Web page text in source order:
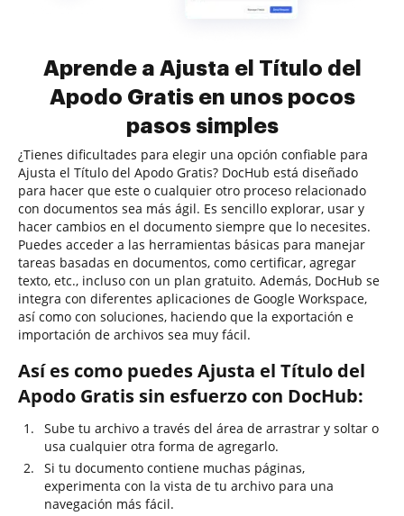
Aprende a Ajusta el Título del
Apodo Gratis en unos pocos
pasos simples
¿Tienes dificultades para elegir una opción confiable para
Ajusta el Título del Apodo Gratis? DocHub está diseñado
para hacer que este o cualquier otro proceso relacionado
con documentos sea más ágil. Es sencillo explorar, usar y
hacer cambios en el documento siempre que lo necesites.
Puedes acceder a las herramientas básicas para manejar
tareas basadas en documentos, como certificar, agregar
texto, etc., incluso con un plan gratuito. Además, DocHub se
integra con diferentes aplicaciones de Google Workspace,
así como con soluciones, haciendo que la exportación e
importación de archivos sea muy fácil.
Así es como puedes Ajusta el Título del
Apodo Gratis sin esfuerzo con DocHub:
Sube tu archivo a través del área de arrastrar y soltar o
usa cualquier otra forma de agregarlo.
Si tu documento contiene muchas páginas,
experimenta con la vista de tu archivo para una
navegación más fácil.